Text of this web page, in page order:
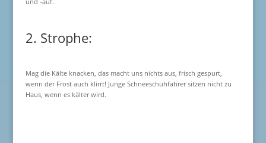
2. Strophe:
Mag die Kälte knacken, das macht uns nichts aus, frisch gespurt,
wenn der Frost auch klirrt! Junge Schneeschuhfahrer sitzen nicht zu
Haus, wenn es kälter wird.